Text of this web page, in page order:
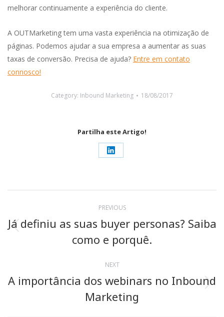
melhorar continuamente a experiência do cliente.
A OUTMarketing tem uma vasta experiência na otimização de
páginas. Podemos ajudar a sua empresa a aumentar as suas
taxas de conversão. Precisa de ajuda? Entre em contato
connosco!
Category: Inbound Marketing 18/08/2017
Partilha este Artigo!
Share
LinkedIn
navigation
PREVIOUS
Previous
post:
Já definiu as suas buyer personas? Saiba
como e porquê.
NEXT
Next
post:
A importância dos webinars no Inbound
Marketing